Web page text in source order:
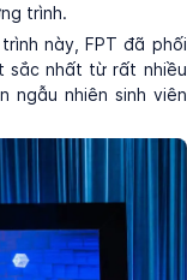
trình.
này, FPT đã phối
sắc nhất từ rất nhiều
ngẫu nhiên sinh viên